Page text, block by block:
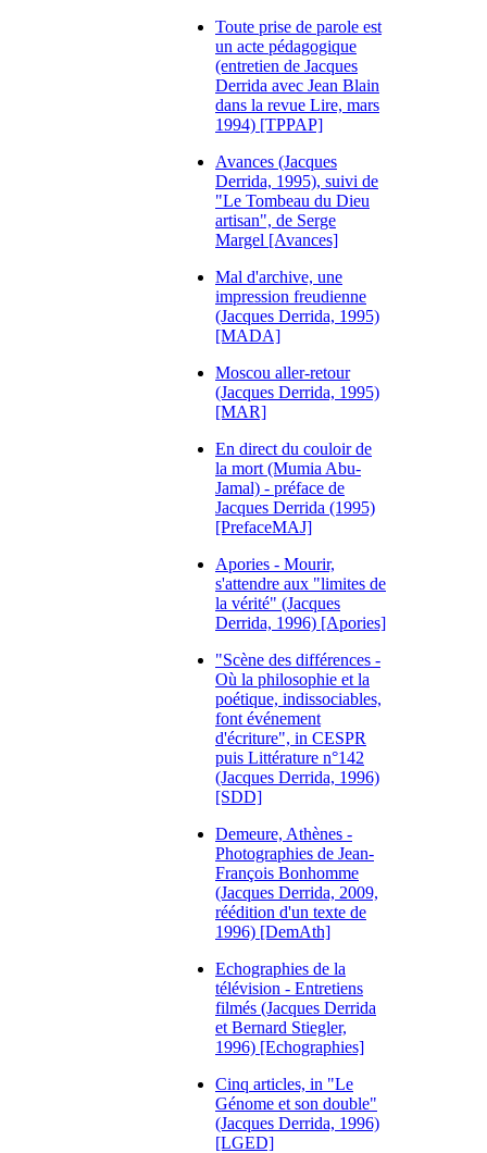
Toute prise de parole est
un acte pédagogique
(entretien de Jacques
Derrida avec Jean Blain
dans la revue Lire, mars
1994) [TPPAP]
Avances (Jacques
Derrida, 1995), suivi de
"Le Tombeau du Dieu
artisan", de Serge
Margel [Avances]
Mal d'archive, une
impression freudienne
(Jacques Derrida, 1995)
[MADA]
Moscou aller-retour
(Jacques Derrida, 1995)
[MAR]
En direct du couloir de
la mort (Mumia Abu-
Jamal) - préface de
Jacques Derrida (1995)
[PrefaceMAJ]
Apories - Mourir,
s'attendre aux "limites de
la vérité" (Jacques
Derrida, 1996) [Apories]
"Scène des différences -
Où la philosophie et la
poétique, indissociables,
font événement
d'écriture", in CESPR
puis Littérature n°142
(Jacques Derrida, 1996)
[SDD]
Demeure, Athènes -
Photographies de Jean-
François Bonhomme
(Jacques Derrida, 2009,
réédition d'un texte de
1996) [DemAth]
Echographies de la
télévision - Entretiens
filmés (Jacques Derrida
et Bernard Stiegler,
1996) [Echographies]
Cinq articles, in "Le
Génome et son double"
(Jacques Derrida, 1996)
[LGED]